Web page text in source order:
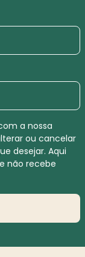
a nossa
ou cancelar
desejar. Aqui
não recebe